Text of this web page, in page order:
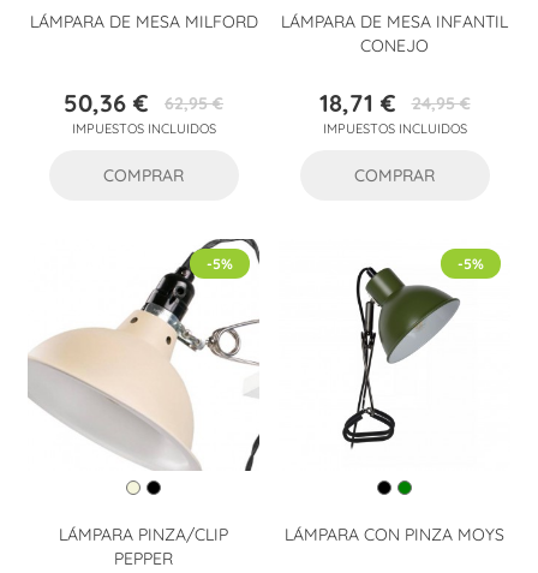
LÁMPARA DE MESA MILFORD
Precio
50,36 €Precio
base
62,95 €
IMPUESTOS INCLUIDOS
COMPRAR
LÁMPARA DE MESA INFANTIL
CONEJO
Precio
18,71 €Precio
base
24,95 €
IMPUESTOS INCLUIDOS
COMPRAR
LÁMPARA PINZA/CLIP
PEPPER
-5%
LÁMPARA CON PINZA MOYS
-5%